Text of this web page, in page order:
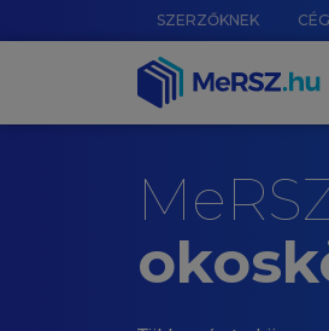
SZERZŐKNEK